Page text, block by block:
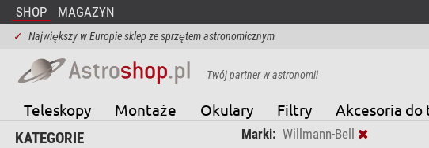
SHOP MAGAZYN
✓ Największy w Europie sklep ze sprzętem astronomicznym
Twój partner w astronomii
Teleskopy Montaże Okulary Filtry Akcesoria
KATEGORIE Marki: Willmann-Bell